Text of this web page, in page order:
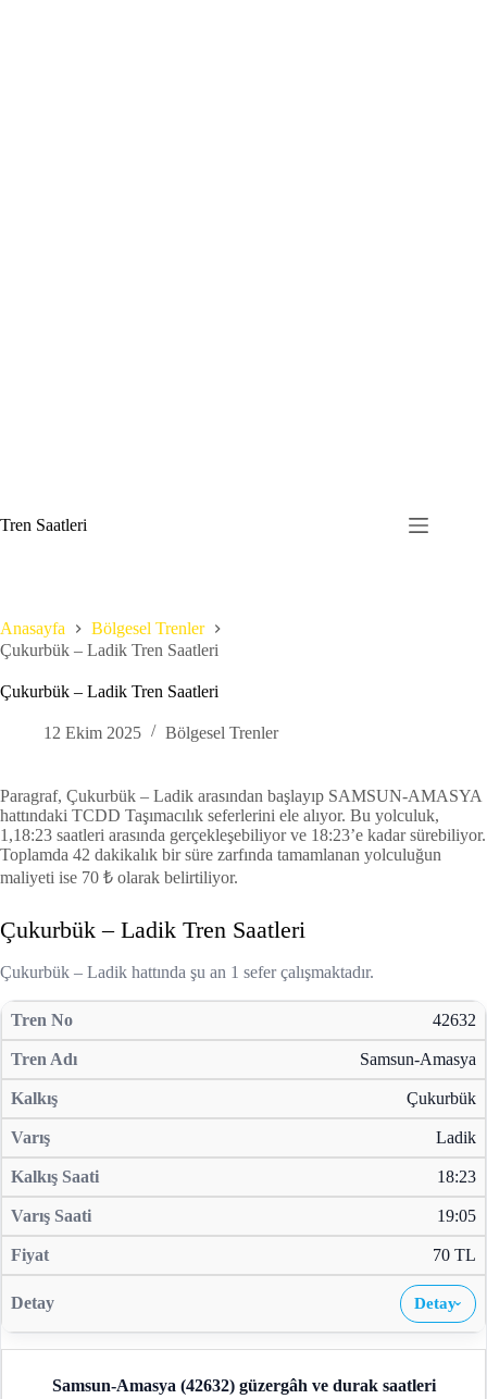
to
content
Tren Saatleri
Anasayfa
Bölgesel Trenler
Çukurbük – Ladik Tren Saatleri
Çukurbük – Ladik Tren Saatleri
12 Ekim 2025 Bölgesel Trenler
Paragraf, Çukurbük – Ladik arasından başlayıp SAMSUN-AMASYA
hattındaki TCDD Taşımacılık seferlerini ele alıyor. Bu yolculuk,
1,18:23 saatleri arasında gerçekleşebiliyor ve 18:23’e kadar sürebiliyor.
Toplamda 42 dakikalık bir süre zarfında tamamlanan yolculuğun
maliyeti ise 70 ₺ olarak belirtiliyor.
Çukurbük – Ladik Tren Saatleri
Çukurbük – Ladik hattında şu an 1 sefer çalışmaktadır.
42632
Samsun-Amasya
Çukurbük
Ladik
18:23
19:05
70 TL
Detay›
Samsun-Amasya (42632)güzergâh ve durak saatleri